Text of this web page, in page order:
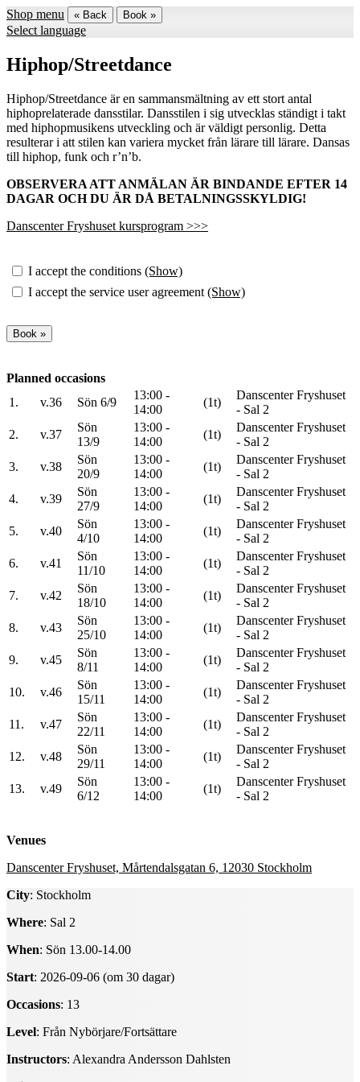
Shop menu « Back Book »
Select language
Hiphop/Streetdance
Hiphop/Streetdance är en sammansmältning av ett stort antal
hiphoprelaterade dansstilar. Dansstilen i sig utvecklas ständigt i takt
med hiphopmusikens utveckling och är väldigt personlig. Detta
resulterar i att stilen kan variera mycket från lärare till lärare. Dansas
till hiphop, funk och r’n’b.
OBSERVERA ATT ANMÄLAN ÄR BINDANDE EFTER 14
DAGAR OCH DU ÄR DÅ BETALNINGSSKYLDIG!
Danscenter Fryshuset kursprogram >>>
I accept the conditions (Show)
I accept the service user agreement (Show)
Planned occasions
1.
v.36 Sön 6/9
13:00 -
14:00
(1t)
Danscenter Fryshuset
- Sal 2
2.
v.37
Sön
13/9
13:00 -
14:00
(1t)
Danscenter Fryshuset
- Sal 2
3.
v.38
Sön
20/9
13:00 -
14:00
(1t)
Danscenter Fryshuset
- Sal 2
4.
v.39
Sön
27/9
13:00 -
14:00
(1t)
Danscenter Fryshuset
- Sal 2
5.
v.40
Sön
4/10
13:00 -
14:00
(1t)
Danscenter Fryshuset
- Sal 2
6.
v.41
Sön
11/10
13:00 -
14:00
(1t)
Danscenter Fryshuset
- Sal 2
7.
v.42
Sön
18/10
13:00 -
14:00
(1t)
Danscenter Fryshuset
- Sal 2
8.
v.43
Sön
25/10
13:00 -
14:00
(1t)
Danscenter Fryshuset
- Sal 2
9.
v.45
Sön
8/11
13:00 -
14:00
(1t)
Danscenter Fryshuset
- Sal 2
10.
v.46
Sön
15/11
13:00 -
14:00
(1t)
Danscenter Fryshuset
- Sal 2
11.
v.47
Sön
22/11
13:00 -
14:00
(1t)
Danscenter Fryshuset
- Sal 2
12.
v.48
Sön
29/11
13:00 -
14:00
(1t)
Danscenter Fryshuset
- Sal 2
13.
v.49
Sön
6/12
13:00 -
14:00
(1t)
Danscenter Fryshuset
- Sal 2
Venues
Danscenter Fryshuset, Mårtendalsgatan 6, 12030 Stockholm
City: Stockholm
Where: Sal 2
When: Sön 13.00-14.00
Start: 2026-09-06 (om 30 dagar)
Occasions: 13
Level: Från Nybörjare/Fortsättare
Instructors: Alexandra Andersson Dahlsten